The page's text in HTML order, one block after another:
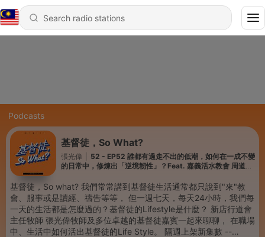
Podcasts
基督徒，So What?
張光偉
52 - EP52 誰都有過走不出的低潮，如何在一成不變
的日常中，修煉出「逆境韌性」？Feat. 嘉義活水教會 周道揚
基督徒，So what? 我們常常講到基督徒生活通常都只說到"來"教
會、服事或是讀經、禱告等等， 但一週七天，每天24小時，我們每
一天的生活都是怎麼過的？基督徒的Lifestyle是什麼？ 新店行道會
主任牧師 張光偉牧師及多位卓越的基督徒嘉賓一起來聊聊， 在職場
中、生活中如何活出基督徒的Life Style。 隔週上架新集數 --